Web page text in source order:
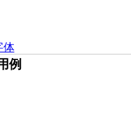
体
例